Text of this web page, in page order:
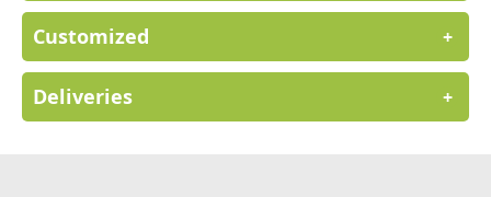
Customized +
Deliveries +